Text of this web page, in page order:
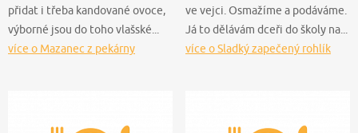
přidat i třeba kandované ovoce,
výborné jsou do toho vlašské...
více o Mazanec z pekárny
ve vejci. Osmažíme a podáváme.
Já to dělávám dceři do školy na...
více o Sladký zapečený rohlík